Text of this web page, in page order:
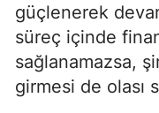
güçlenerek
süreç içinde
sağlanamazsa,
girmesi de olası